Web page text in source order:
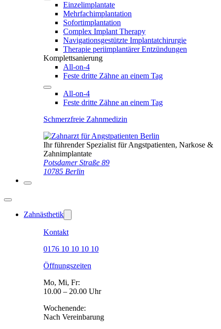
Einzelimplantate
Mehrfachimplantation
Sofortimplantation
Complex Implant Therapy
Navigationsgestützte Implantatchirurgie
Therapie periimplantärer Entzündungen
Komplettsanierung
All-on-4
Feste dritte Zähne an einem Tag
All-on-4
Feste dritte Zähne an einem Tag
Schmerzfreie Zahnmedizin
Ihr führender Spezialist für Angstpatienten, Narkose &
Zahnimplantate
Potsdamer Straße 89
10785 Berlin
Zahnästhetik
Kontakt
0176 10 10 10 10
Öffnungszeiten
Mo, Mi, Fr:
10.00 – 20.00 Uhr
Wochenende:
Nach Vereinbarung